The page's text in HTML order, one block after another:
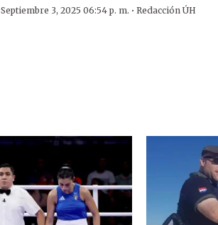
Septiembre 3, 2025 06:54 p. m. · Redacción ÚH